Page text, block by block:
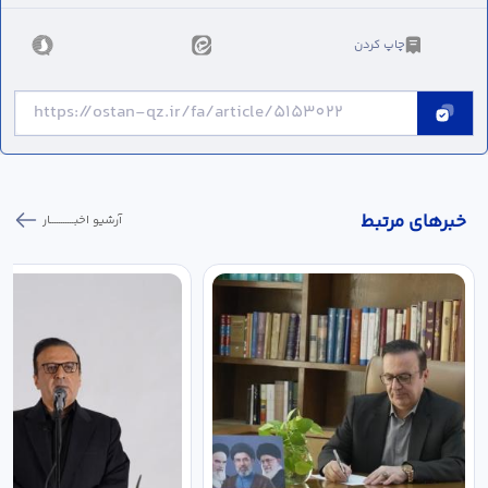
چاپ کردن
خبر‌های مرتبط آرشیو اخبـــــــــــار